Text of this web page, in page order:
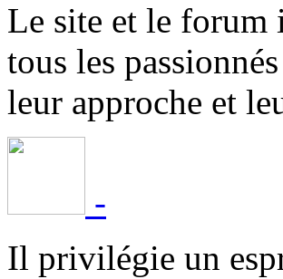
Le site et le forum
tous les
leur approche et
-
Il privilégie un